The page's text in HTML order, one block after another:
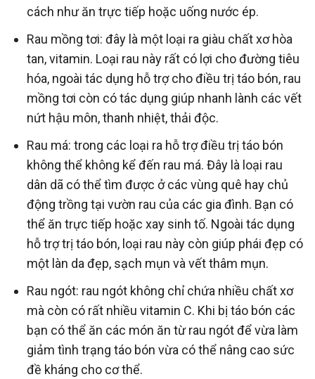
cách như ăn trực tiếp hoặc uống nước ép.
Rau mồng tơi: đây là một loại ra giàu chất xơ hòa
tan, vitamin. Loại rau này rất có lợi cho đường tiêu
hóa, ngoài tác dụng hỗ trợ cho điều trị táo bón, rau
mồng tơi còn có tác dụng giúp nhanh lành các vết
nứt hậu môn, thanh nhiệt, thải độc.
Rau má: trong các loại ra hỗ trợ điều trị táo bón
không thể không kể đến rau má. Đây là loại rau
dân dã có thể tìm được ở các vùng quê hay chủ
động trồng tại vườn rau của các gia đình. Bạn có
thể ăn trực tiếp hoặc xay sinh tố. Ngoài tác dụng
hỗ trợ trị táo bón, loại rau này còn giúp phái đẹp có
một làn da đẹp, sạch mụn và vết thâm mụn.
Rau ngót: rau ngót không chỉ chứa nhiều chất xơ
mà còn có rất nhiều vitamin C. Khi bị táo bón các
bạn có thể ăn các món ăn từ rau ngót để vừa làm
giảm tình trạng táo bón vừa có thể nâng cao sức
đề kháng cho cơ thể.